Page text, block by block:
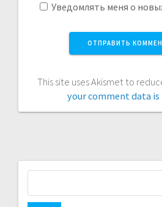
Уведомлять меня о
This site uses Akismet to
your comment data is